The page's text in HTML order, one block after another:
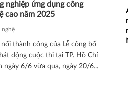
nghiệp ứng dụng công
cao năm 2025
nghệ
nối thành công của Lễ công bố
động cuộc thi tại TP. Hồ Chí
ngày 6/6 vừa qua, ngày 20/6...